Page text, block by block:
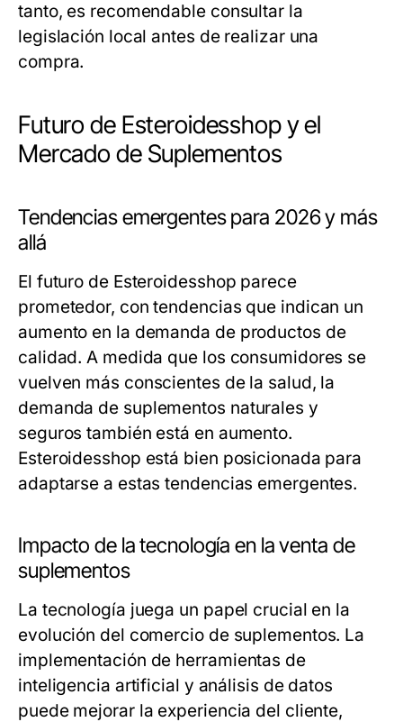
tanto, es recomendable consultar la
legislación local antes de realizar una
compra.
Futuro de Esteroidesshop y el
Mercado de Suplementos
Tendencias emergentes para 2026 y más
allá
El futuro de Esteroidesshop parece
prometedor, con tendencias que indican un
aumento en la demanda de productos de
calidad. A medida que los consumidores se
vuelven más conscientes de la salud, la
demanda de suplementos naturales y
seguros también está en aumento.
Esteroidesshop está bien posicionada para
adaptarse a estas tendencias emergentes.
Impacto de la tecnología en la venta de
suplementos
La tecnología juega un papel crucial en la
evolución del comercio de suplementos. La
implementación de herramientas de
inteligencia artificial y análisis de datos
puede mejorar la experiencia del cliente,